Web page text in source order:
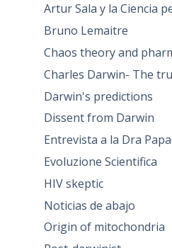
Artur Sala y la Ciencia
Bruno Lemaitre
Chaos theory and
Charles Darwin- The
Darwin's predictions
Dissent from Darwin
Entrevista a la Dra
Evoluzione Scientifica
HIV skeptic
Noticias de abajo
Origin of mitochondria